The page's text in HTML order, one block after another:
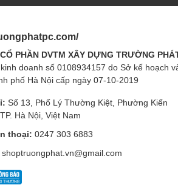
PHẦN DVTM XÂY DỰNG TRƯỜNG
doanh số 0108934157 do Sở kế hoạch
phố Hà Nội cấp ngày 07-10-2019
Số 13, Phố Lý Thường Kiệt, Phường Kiến
Hà Nội, Việt Nam
thoại: 0247 303 6883
shoptruongphat.vn@gmail.com